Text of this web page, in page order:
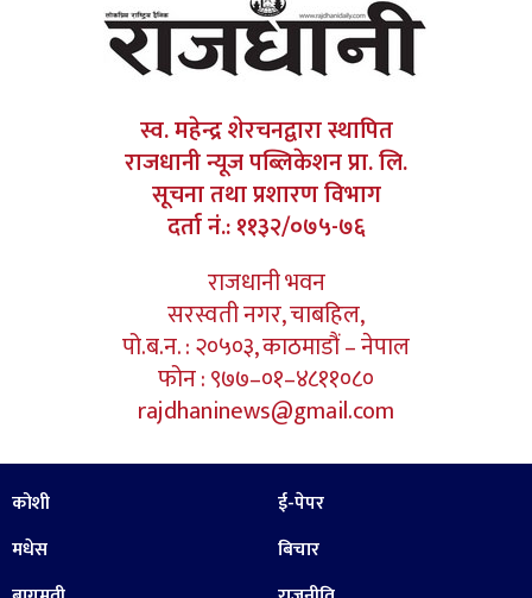
स्व. महेन्द्र शेरचनद्वारा स्थापित
राजधानी न्यूज पब्लिकेशन प्रा. लि.
सूचना तथा प्रशारण विभाग
दर्ता नं.: ११३२/०७५-७६
राजधानी भवन
सरस्वती नगर, चाबहिल,
पो.ब.न. : २०५०३, काठमाडौं – नेपाल
फोन : ९७७–०१–४८११०८०
rajdhaninews@gmail.com
कोशी
मधेस
ई-पेपर
बिचार